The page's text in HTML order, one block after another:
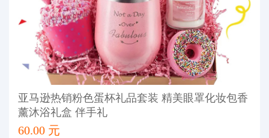
亚马逊热销粉色蛋杯礼品套装 精美眼罩化妆包香
薰沐浴礼盒 伴手礼
60.00 元